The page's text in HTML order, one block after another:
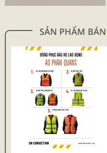
SẢN PHẨM